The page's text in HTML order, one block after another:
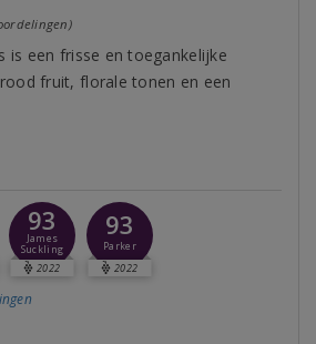
is een frisse en toegankelijke
fruit, florale tonen en een
93
James
Suckling
2022
93
Parker
2022